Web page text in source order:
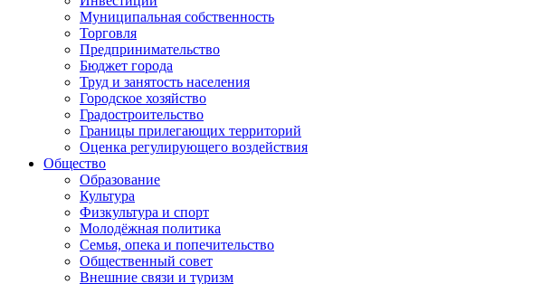
Муниципальная собственность
Торговля
Предпринимательство
Бюджет города
Труд и занятость населения
Городское хозяйство
Градостроительство
Границы прилегающих территорий
Оценка регулирующего воздействия
Общество
Образование
Культура
Физкультура и спорт
Молодёжная политика
Семья, опека и попечительство
Общественный совет
Внешние связи и туризм